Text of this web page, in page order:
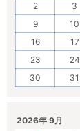
2
3
9
10
16
17
23
24
30
31
2026年 9月